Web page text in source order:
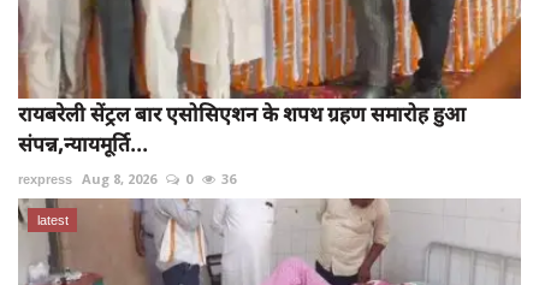
रायबरेली सेंट्रल बार एसोसिएशन के शपथ ग्रहण समारोह हुआ
संपन्न,न्यायमूर्ति...
rexpress Aug 8, 2026 0 36
latest